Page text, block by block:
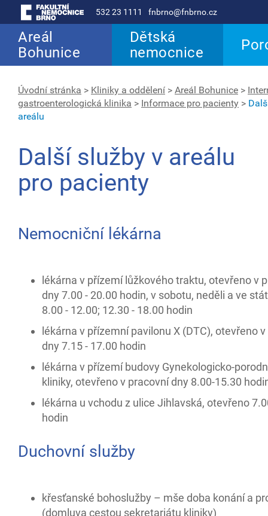
532 23 1111 fnbrno@fnbrno.cz
Areál
Bohunice
Dětská
nemocnice
Úvodní stránka > Kliniky a oddělení > Areál Bohunice >
gastroenterologická klinika > Informace pro pacienty >
areálu
Další služby v areálu
pro pacienty
Nemocniční lékárna
lékárna v přízemí lůžkového traktu, otevřeno v
dny 7.00 - 20.00 hodin, v sobotu, neděli a ve
8.00 - 12.00; 12.30 - 18.00 hodin
lékárna v přízemní pavilonu X (DTC), otevřeno
dny 7.15 - 17.00 hodin
lékárna v přízemí budovy Gynekologicko-
kliniky, otevřeno v pracovní dny 8.00-15.30
lékárna u vchodu z ulice Jihlavská, otevřeno
hodin
Duchovní služby
křesťanské bohoslužby – mše doba konání a
(domluva cestou sekretariátu kliniky)